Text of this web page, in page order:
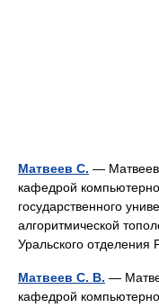
Матвеев С. —
кафедрой
государственного
алгоритмической
Уральского
Матвеев С. В. —
кафедрой